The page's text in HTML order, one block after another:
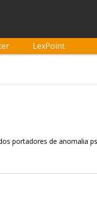
LexPoint
portadores de anomalia